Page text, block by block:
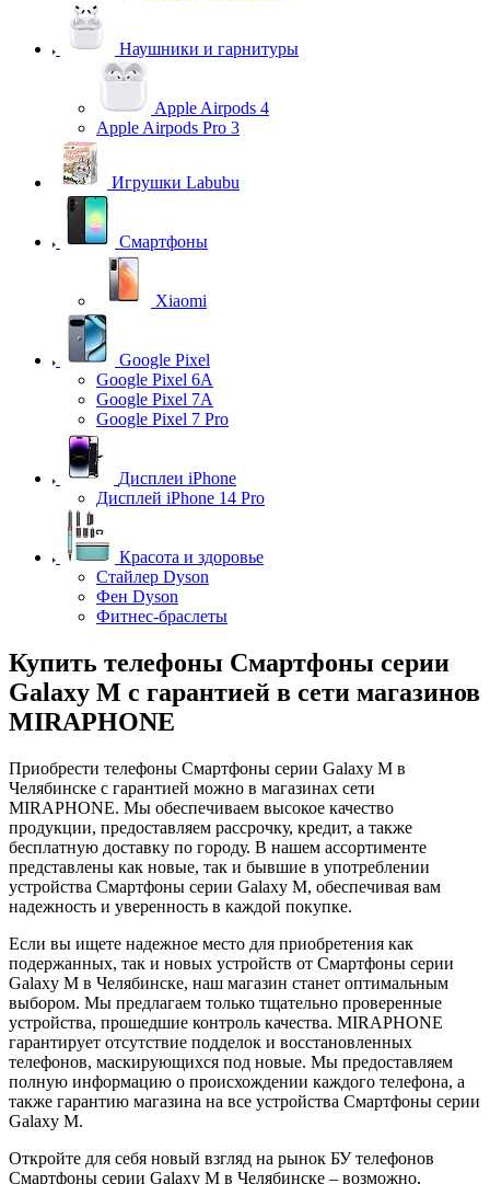
Наушники и гарнитуры
Apple Airpods 4
Apple Airpods Pro 3
Игрушки Labubu
Смартфоны
Xiaomi
Google Pixel
Google Pixel 6A
Google Pixel 7А
Google Pixel 7 Pro
Дисплеи iPhone
Дисплей iPhone 14 Pro
Красота и здоровье
Стайлер Dyson
Фен Dyson
Фитнес-браслеты
Купить телефоны Смартфоны серии
Galaxy M с гарантией в сети магазинов
MIRAPHONE
Приобрести телефоны Смартфоны серии Galaxy M в
Челябинске с гарантией можно в магазинах сети
MIRAPHONE. Мы обеспечиваем высокое качество
продукции, предоставляем рассрочку, кредит, а также
бесплатную доставку по городу. В нашем ассортименте
представлены как новые, так и бывшие в употреблении
устройства Смартфоны серии Galaxy M, обеспечивая вам
надежность и уверенность в каждой покупке.
Если вы ищете надежное место для приобретения как
подержанных, так и новых устройств от Смартфоны серии
Galaxy M в Челябинске, наш магазин станет оптимальным
выбором. Мы предлагаем только тщательно проверенные
устройства, прошедшие контроль качества. MIRAPHONE
гарантирует отсутствие подделок и восстановленных
телефонов, маскирующихся под новые. Мы предоставляем
полную информацию о происхождении каждого телефона, а
также гарантию магазина на все устройства Смартфоны серии
Galaxy M.
Откройте для себя новый взгляд на рынок БУ телефонов
Смартфоны серии Galaxy M в Челябинске – возможно,